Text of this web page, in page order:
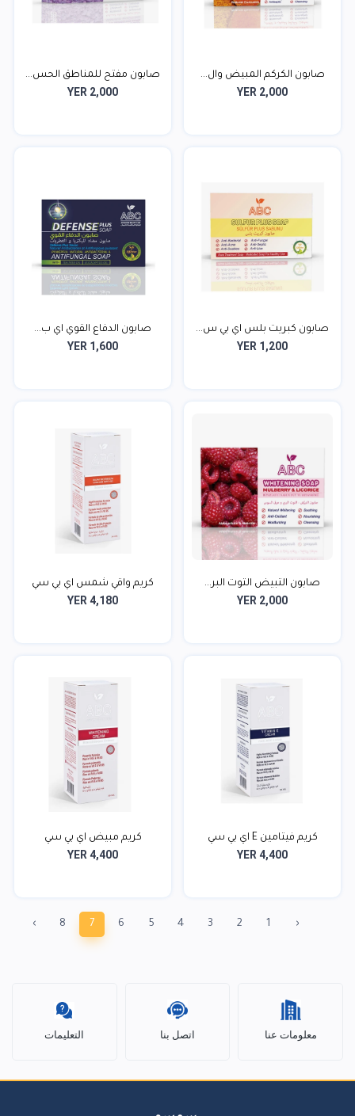
صابون الكركم المبيض وال...
YER 2,000
صابون مفتح للمناطق الحس...
YER 2,000
صابون كبريت بلس اي بي س...
YER 1,200
صابون الدفاع القوي اي ب...
YER 1,600
صابون التبيض التوت البر...
YER 2,000
كريم واقي شمس اي بي سي
YER 4,180
كريم فيتامين E اي بي سي
YER 4,400
كريم مبيض اي بي سي
YER 4,400
‹
1
2
3
4
5
6
7
8
›
معلومات عنا اتصل بنا التعليمات